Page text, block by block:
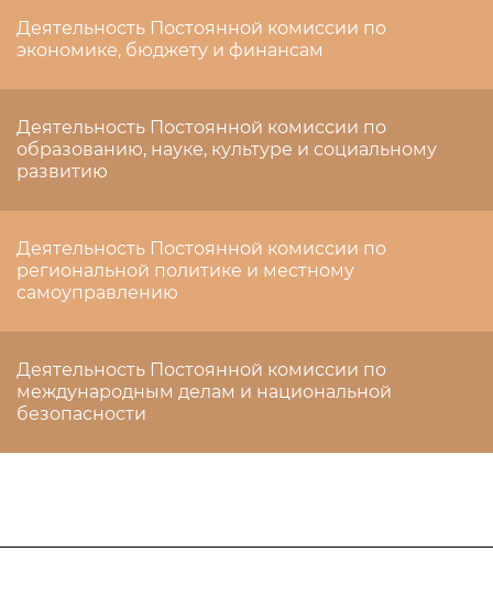
Деятельность Постоянной комиссии по
экономике, бюджету и финансам
Деятельность Постоянной комиссии по
образованию, науке, культуре и социальному
развитию
Деятельность Постоянной комиссии по
региональной политике и местному
самоуправлению
Деятельность Постоянной комиссии по
международным делам и национальной
безопасности